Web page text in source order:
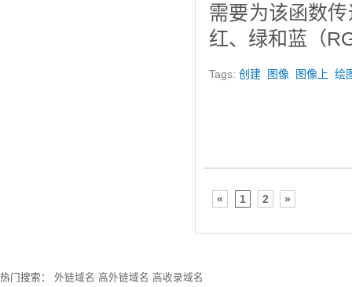
需要为该函数
红、绿和蓝（
Tags:创建 图像 图像上 绘
« 1 2 »
热门搜索： 外链域名 高外链域名 高收录域名